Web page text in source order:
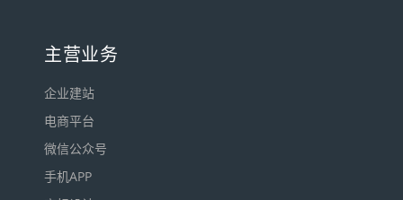
主营业务
企业建站
电商平台
微信公众号
手机APP